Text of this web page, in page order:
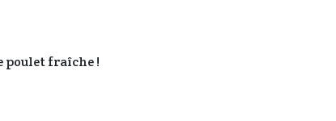
poulet fraîche !